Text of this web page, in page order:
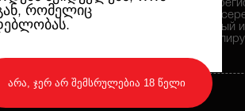
რომელიც
არა, ჯერ არ შემსრულებია 18 წელი
может расти на открытом воздухе в
и сбор урожая приходятся на
психоактивный эффект: церебральный
ощущением благополучия. Имеет
сетях: